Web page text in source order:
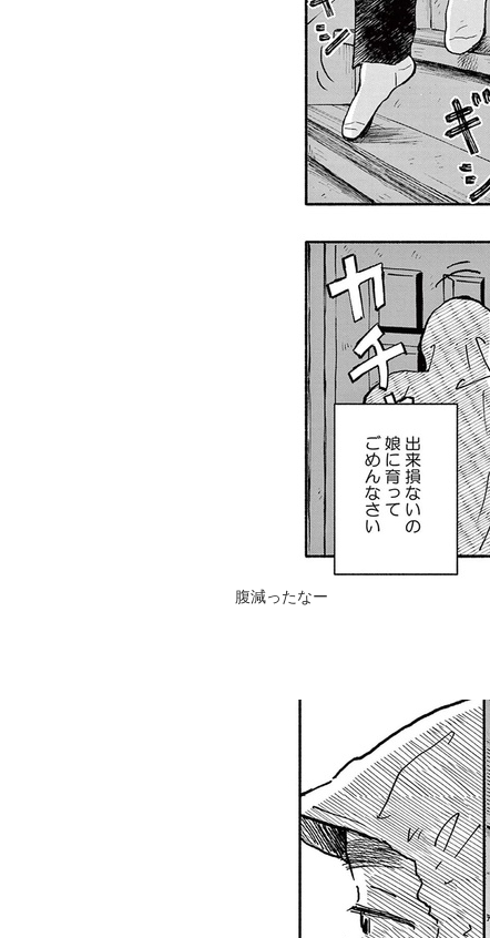
腹減ったなー